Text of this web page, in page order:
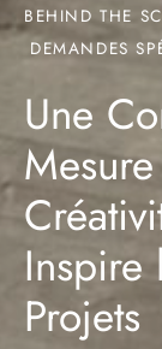
BEHIND THE
DEMANDES
Une
Inspire
Projets